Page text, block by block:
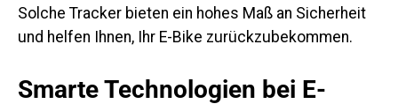
Solche Tracker bieten ein hohes Maß an Sicherheit
und helfen Ihnen, Ihr E-Bike zurückzubekommen.
Smarte Technologien bei E-